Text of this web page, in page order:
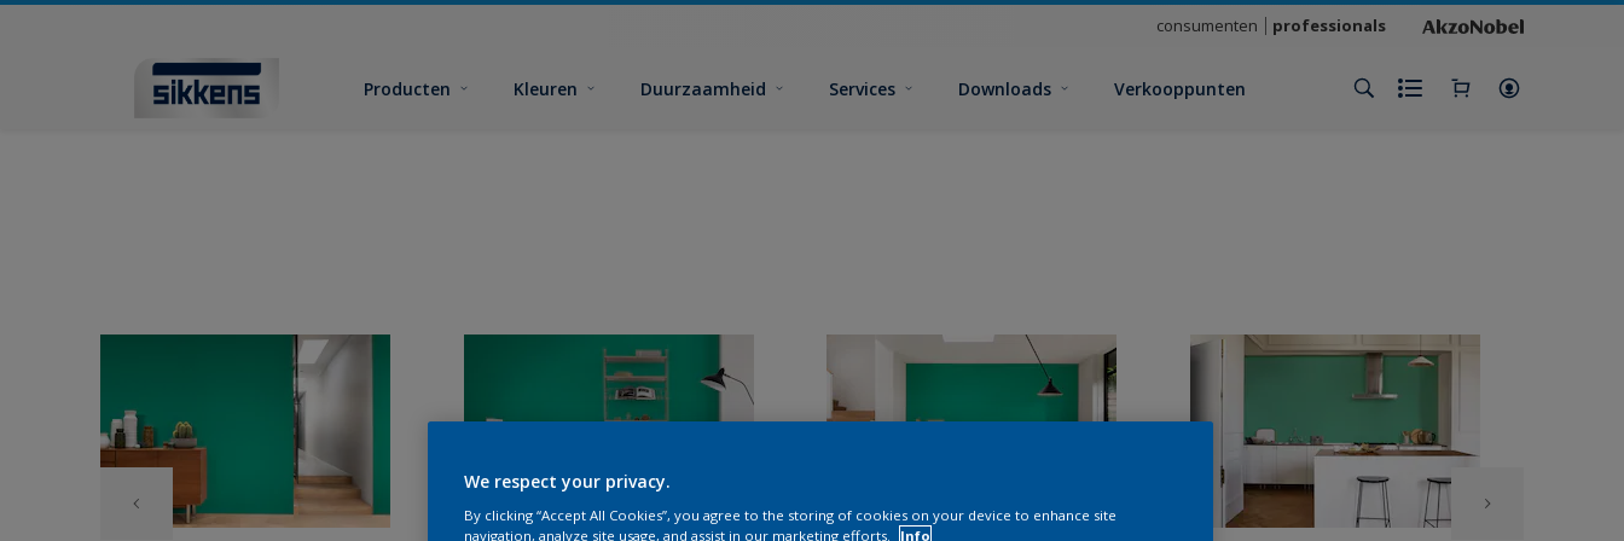
consumenten professionals
Producten Kleuren Duurzaamheid Services Downloads Verkooppunten
We respect your privacy.
By clicking “Accept All Cookies”, you agree to the storing of cookies on your device to enhance site
navigation, analyze site usage, and assist in our marketing efforts.
Info